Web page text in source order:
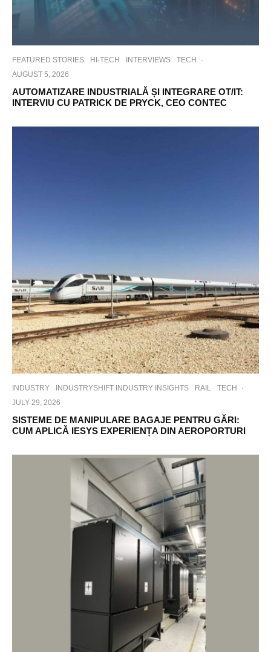
FEATURED STORIES HI-TECH INTERVIEWS TECH
·
AUGUST 5, 2026
AUTOMATIZARE INDUSTRIALĂ ȘI INTEGRARE OT/IT:
INTERVIU CU PATRICK DE PRYCK, CEO CONTEC
INDUSTRY INDUSTRYSHIFT INDUSTRY INSIGHTS RAIL TECH
·
JULY 29, 2026
SISTEME DE MANIPULARE BAGAJE PENTRU GĂRI:
CUM APLICĂ IESYS EXPERIENȚA DIN AEROPORTURI